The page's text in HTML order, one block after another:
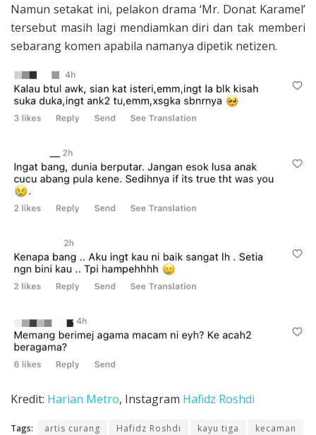
Namun setakat ini, pelakon drama ‘Mr. Donat Karamel’
tersebut masih lagi mendiamkan diri dan tak memberi
sebarang komen apabila namanya dipetik netizen.
Kredit: Harian Metro, Instagram Hafidz Roshdi
Tags: artis curang Hafidz Roshdi kayu tiga
kecaman